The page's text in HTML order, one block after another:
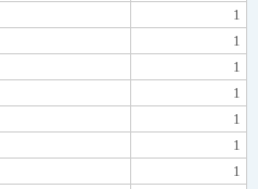
1
1
1
1
1
1
1